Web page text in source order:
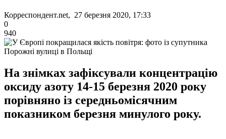
Корреспондент.net, 27 березня 2020, 17:33
0
940
Порожні вулиці в Польщі
На знімках зафіксували концентрацію
оксиду азоту 14-15 березня 2020 року
порівняно із середньомісячним
показником березня минулого року.